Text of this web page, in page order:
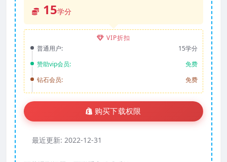
15学分
VIP折扣
普通用户:
15学分
赞助vip会员:
免费
钻石会员:
免费
购买下载权限
最近更新: 2022-12-31